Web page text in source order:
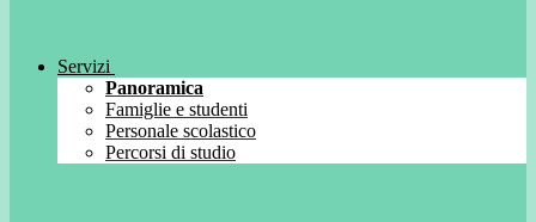
Servizi
Panoramica
Famiglie e studenti
Personale scolastico
Percorsi di studio